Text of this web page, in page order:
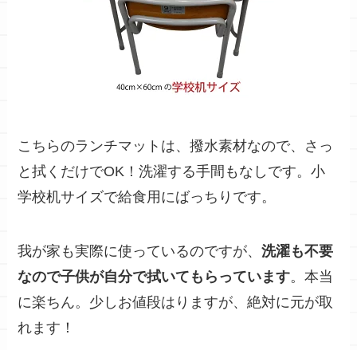
こちらのランチマットは、撥水素材なので、さっ
と拭くだけでOK ！洗濯する手間もなしです。小
学校机サイズで給食用にばっちりです。
我が家も実際に使っているのですが、洗濯も不要
なので子供が自分で拭いてもらっています。本当
に楽ちん。 少しお値段はりますが、絶対に元が取
れます！